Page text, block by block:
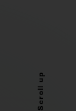
Scroll up